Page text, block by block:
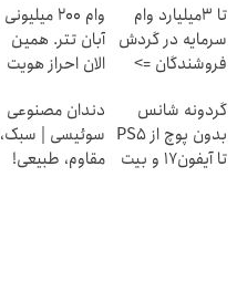
تا 3میلیارد وام
سرمایه در گردش
فروشندگان =>
ثبت کن
وام 200 میلیونی
آبان تتر. همین
الان احراز هویت
گردونه شانس
بدون پوچ از PS5
تا آیفون17 و بیت
دندان مصنوعی
سوئیسی | سبک،
مقاوم، طبیعی!